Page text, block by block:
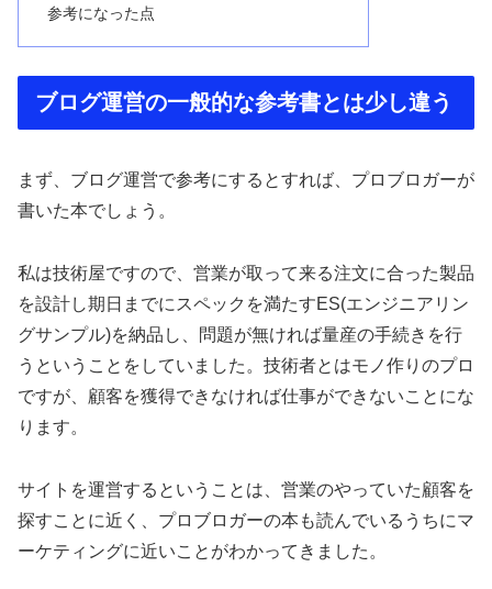
参考になった点
ブログ運営の一般的な参考書とは少し違う
まず、ブログ運営で参考にするとすれば、プロブロガーが
書いた本でしょう。
私は技術屋ですので、営業が取って来る注文に合った製品
を設計し期日までにスペックを満たすES(エンジニアリン
グサンプル)を納品し、問題が無ければ量産の手続きを行
うということをしていました。技術者とはモノ作りのプロ
ですが、顧客を獲得できなければ仕事ができないことにな
ります。
サイトを運営するということは、営業のやっていた顧客を
探すことに近く、プロブロガーの本も読んでいるうちにマ
ーケティングに近いことがわかってきました。